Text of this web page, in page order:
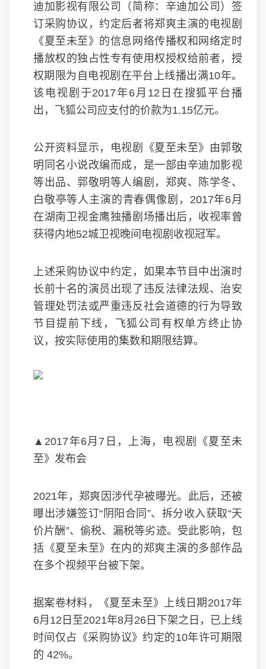
迪加影视有限公司（简称：辛迪加公司）签
订采购协议，约定后者将郑爽主演的电视剧
《夏至未至》的信息网络传播权和网络定时
播放权的独占性专有使用权授权给前者，授
权期限为自电视剧在平台上线播出满10年。
该电视剧于2017年6月12日在搜狐平台播
出，飞狐公司应支付的价款为1.15亿元。
公开资料显示，电视剧《夏至未至》由郭敬
明同名小说改编而成，是一部由辛迪加影视
等出品、郭敬明等人编剧，郑爽、陈学冬、
白敬亭等人主演的青春偶像剧，2017年6月
在湖南卫视金鹰独播剧场播出后，收视率曾
获得内地52城卫视晚间电视剧收视冠军。
上述采购协议中约定，如果本节目中出演时
长前十名的演员出现了违反法律法规、治安
管理处罚法或严重违反社会道德的行为导致
节目提前下线，飞狐公司有权单方终止协
议，按实际使用的集数和期限结算。
▲2017年6月7日，上海，电视剧《夏至未
至》发布会
2021年，郑爽因涉代孕被曝光。此后，还被
曝出涉嫌签订“阴阳合同”、拆分收入获取“天
价片酬”、偷税、漏税等劣迹。受此影响，包
括《夏至未至》在内的郑爽主演的多部作品
在多个视频平台被下架。
据案卷材料，《夏至未至》上线日期2017年
6月12日至2021年8月26日下架之日，已上线
时间仅占《采购协议》约定的10年许可期限
的 42%。